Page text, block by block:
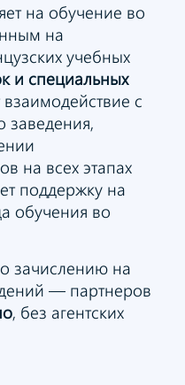
на обучение во
на
учебных
и специальных
взаимодействие с
заведения,
на всех этапах
поддержку на
обучения во
зачислению на
— партнеров
, без агентских